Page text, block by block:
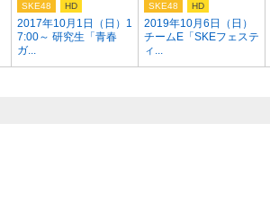
2017年10月1日（日）1
7:00～ 研究生「青春
ガ...
SKE48 HD
2019年10月6日（日）
チームE「SKEフェステ
ィ...
SKE48 HD